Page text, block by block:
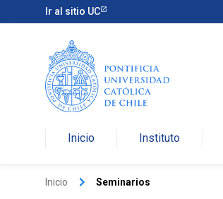
Ir al sitio UC
Inicio Instituto
Inicio keyboard_arrow_right Seminarios